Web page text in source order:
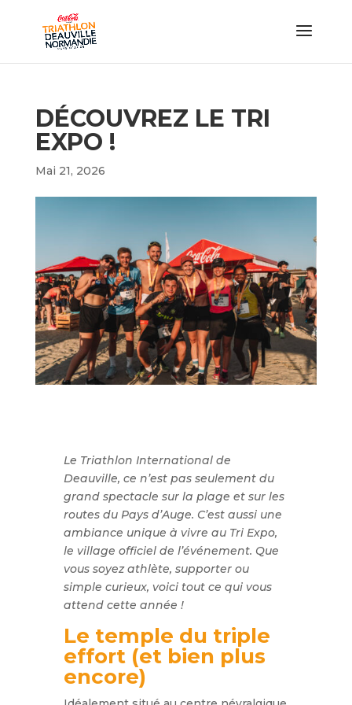
DÉCOUVREZ LE TRI
EXPO !
Mai 21, 2026
Le Triathlon International de
Deauville, ce n’est pas seulement du
grand spectacle sur la plage et sur les
routes du Pays d’Auge. C’est aussi une
ambiance unique à vivre au Tri Expo,
le village officiel de l’événement. Que
vous soyez athlète, supporter ou
simple curieux, voici tout ce qui vous
attend cette année !
Le temple du triple
effort (et bien plus
encore)